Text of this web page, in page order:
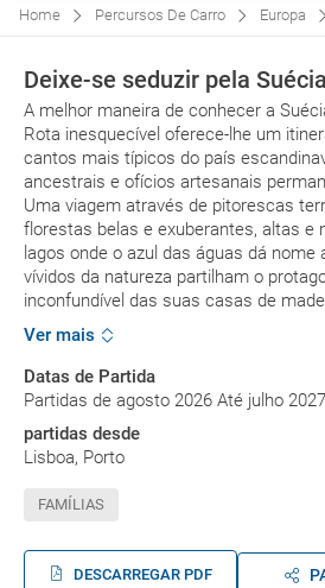
Home Percursos De Carro Europa
Deixe-se seduzir pela
A melhor maneira de conhecer a
Rota inesquecível oferece-lhe um
cantos mais típicos do país
ancestrais e ofícios artesanais
Uma viagem através de pitorescas
florestas belas e exuberantes, altas e
lagos onde o azul das águas dá nome
vívidos da natureza partilham o
inconfundível das suas casas de
Ver mais
Datas de Partida
Partidas de agosto 2026 Até julho 2027
partidas desde
Lisboa, Porto
FAMÍLIAS
DESCARREGAR PDF